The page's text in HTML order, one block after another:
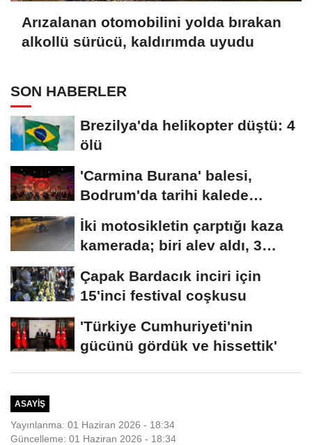
Arızalanan otomobilini yolda bırakan
alkollü sürücü, kaldırımda uyudu
SON HABERLER
Brezilya'da helikopter düştü: 4
ölü
'Carmina Burana' balesi,
Bodrum'da tarihi kalede
sahnelendi
İki motosikletin çarptığı kaza
kamerada; biri alev aldı, 3
Çapak Bardacık inciri için
15'inci festival coşkusu
'Türkiye Cumhuriyeti'nin
gücünü gördük ve hissettik'
ASAYIŞ
Yayınlanma: 01 Haziran 2026 - 18:34
Güncelleme: 01 Haziran 2026 - 18:34